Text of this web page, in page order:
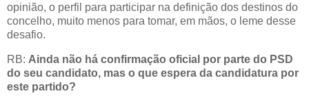
opinião, o perfil para participar na definição dos destinos do
concelho, muito menos para tomar, em mãos, o leme desse
desafio.
RB: Ainda não há confirmação oficial por parte do PSD
do seu candidato, mas o que espera da candidatura por
este partido?